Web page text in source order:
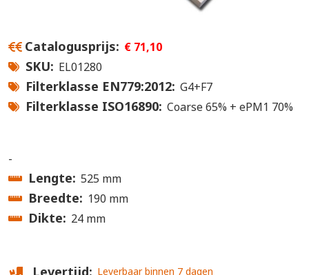
Catalogusprijs € 71,10
SKU EL01280
Filterklasse EN779:2012 G4+F7
Filterklasse ISO16890 Coarse 65% + ePM1 70%
-
Lengte 525 mm
Breedte 190 mm
Dikte 24 mm
Levertijd Leverbaar binnen 7 dagen